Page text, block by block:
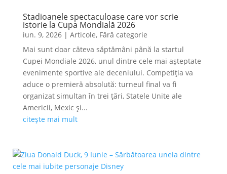
Stadioanele spectaculoase care vor scrie
istorie la Cupa Mondială 2026
iun. 9, 2026| Articole, Fără categorie
Mai sunt doar câteva săptămâni până la startul
Cupei Mondiale 2026, unul dintre cele mai așteptate
evenimente sportive ale deceniului. Competiția va
aduce o premieră absolută: turneul final va fi
organizat simultan în trei țări, Statele Unite ale
Americii, Mexic și...
citește mai mult